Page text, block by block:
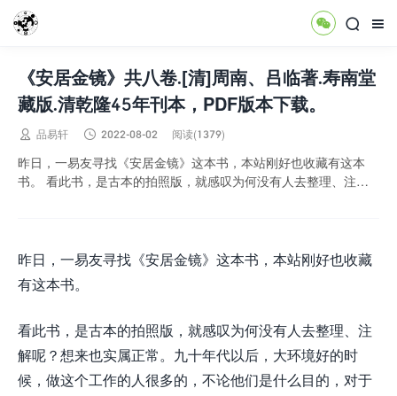



《安居金镜》共八卷.[清]周南、吕临著.寿南堂
藏版.清乾隆45年刊本，PDF版本下载。
 品易轩  2022-08-02 阅读(1379)
昨日，一易友寻找《安居金镜》这本书，本站刚好也收藏有这本
书。 看此书，是古本的拍照版，就感叹为何没有人去整理、注解
昨日，一易友寻找《安居金镜》这本书，本站刚好也收藏
有这本书。
看此书，是古本的拍照版，就感叹为何没有人去整理、注
解呢？想来也实属正常。九十年代以后，大环境好的时
候，做这个工作的人很多的，不论他们是什么目的，对于